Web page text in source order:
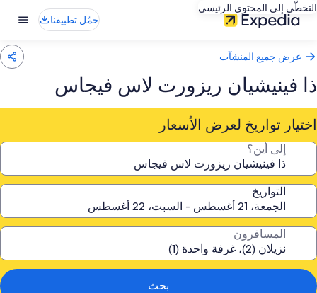
التخطّي إلى المحتوى الرئيسي
حمّل تطبيقنا
عرض جميع المنشآت
ذا فينيشيان ريزورت لاس فيجاس
اختيار تواريخ لعرض الأسعار
إلى أين؟
التواريخ
المسافرون
بحث